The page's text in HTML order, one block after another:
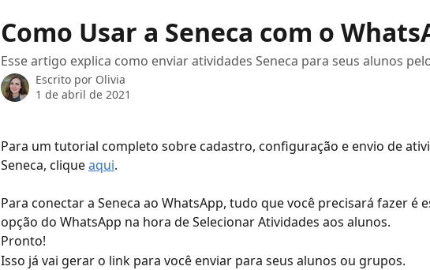
Como Usar a Seneca com o
Esse artigo explica como enviar atividades Seneca para seus alunos
Escrito por Olivia
1 de abril de 2021
Para um tutorial completo sobre cadastro, configuração e envio de
Seneca, clique aqui.
Para conectar a Seneca ao WhatsApp, tudo que você precisará fazer é
opção do WhatsApp na hora de Selecionar Atividades aos alunos.
Pronto!
Isso já vai gerar o link para você enviar para seus alunos ou grupos.